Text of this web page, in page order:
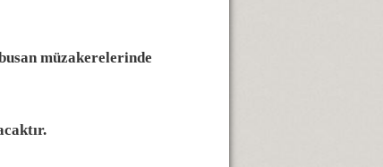
müzakerelerinde